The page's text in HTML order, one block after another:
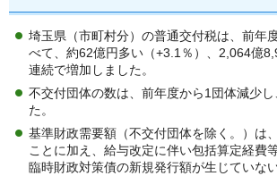
埼玉県（市町村分）の普通交付税は、前年
べて、約62億円多い（+3.1％）、2,064億
連続で増加しました。
不交付団体の数は、前年度から1団体減少
た。
基準財政需要額（不交付団体を除く。）は
ことに加え、給与改定に伴い包括算定経費
臨時財政対策債の新規発行額が生じていな